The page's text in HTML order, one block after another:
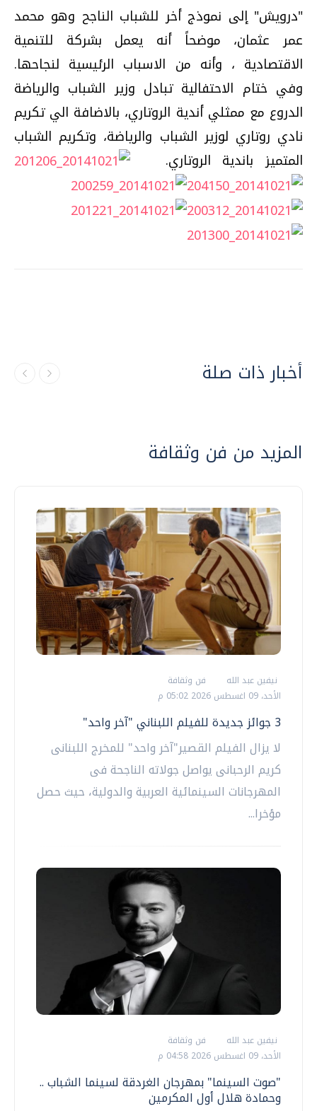
"درويش" إلى نموذج أخر للشباب الناجح وهو محمد
عمر عثمان، موضحاً أنه يعمل بشركة للتنمية
الاقتصادية ، وأنه من الاسباب الرئيسية لنجاحها.
وفي ختام الاحتفالية تبادل وزير الشباب والرياضة
الدروع مع ممثلي أندية الروتاري، بالاضافة الي تكريم
نادي روتاري لوزير الشباب والرياضة، وتكريم الشباب
المتميز باندية الروتاري.
أخبار ذات صلة
المزيد من فن وثقافة
نيفين عبد الله
فن وثقافة
الأحد، 09 اغسطس 2026 05:02 م
3 جوائز جديدة للفيلم اللبناني "آخر واحد"
لا يزال الفيلم القصير"آخر واحد" للمخرج اللبنانى
كريم الرحبانى يواصل جولاته الناجحة فى
المهرجانات السينمائية العربية والدولية، حيث حصل
مؤخرا...
نيفين عبد الله
فن وثقافة
الأحد، 09 اغسطس 2026 04:58 م
"صوت السينما" بمهرجان الغردقة لسينما الشباب ..
وحمادة هلال أول المكرمين